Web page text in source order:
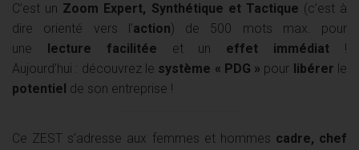
C’est un Zoom Expert, Synthétique et Tactique (c’est à
dire orienté vers l’action) de 500 mots max. pour
une lecture facilitée et un effet immédiat !
Aujourd’hui : découvrez le système « PDG » pour libérer le
potentiel de son entreprise !
Ce ZEST s’adresse aux femmes et hommes cadre, chef